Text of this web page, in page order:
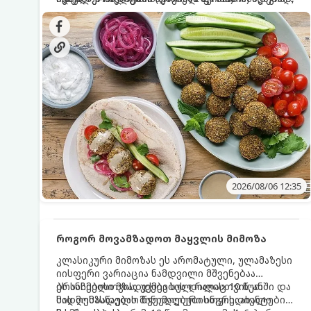
სალათებთან ერთად ან ტახინის (სესამის)
სოუსთან მირთმევისთვის.
იდეალურად შეინარჩუნოს და არ დაიშალოს.
დრო: 10–15 წუთი ულუფა: 20–24 ცალი ბურთულა
(4–6 პორცია)
2026/08/06 12:35
როგორ მოვამზადოთ მაყვლის მიმოზა
კლასიკური მიმოზას ეს არომატული, ულამაზესი
იისფერი ვარიაცია ნამდვილი მშვენებაა
ბრანჩებისთვის, უქმეების დილისთვის ან
სადღესასწაულო წვეულებებისთვის. ახალი
ეს სასმელი მზადდება სულ რაღაც 10 წუთში და
მის მომზადებას მინიმალური ინგრედიენტები